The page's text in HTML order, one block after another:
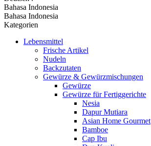
Bahasa Indonesia
Bahasa Indonesia
Kategorien
Lebensmittel
Frische Artikel
Nudeln
Backzutaten
Gewürze & Gewürzmischungen
Gewürze
Gewürze für Fertiggerichte
Nesia
Dapur Mutiara
Asian Home Gourmet
Bamboe
Cap Ibu